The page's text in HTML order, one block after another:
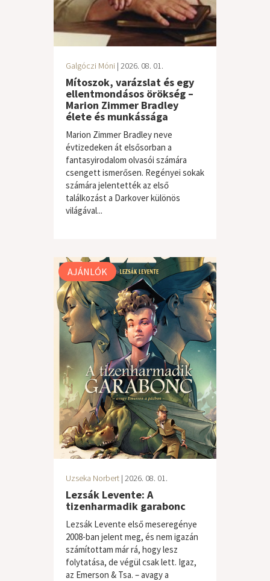
Galgóczi Móni | 2026. 08. 01.
Mítoszok, varázslat és egy
ellentmondásos örökség –
Marion Zimmer Bradley
élete és munkássága
Marion Zimmer Bradley neve
évtizedeken át elsősorban a
fantasyirodalom olvasói számára
csengett ismerősen. Regényei sokak
számára jelentették az első
találkozást a Darkover különös
világával...
AJÁNLÓK
Uzseka Norbert | 2026. 08. 01.
Lezsák Levente: A
tizenharmadik garabonc
Lezsák Levente első meseregénye
2008-ban jelent meg, és nem igazán
számítottam már rá, hogy lesz
folytatása, de végül csak lett. Igaz,
az Emerson & Tsa. – avagy a